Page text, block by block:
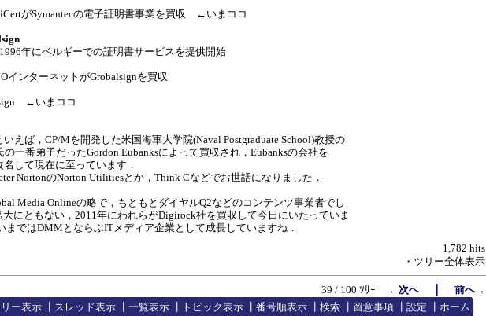
がSymantecの電子証明書事業を買収 ←いまココ
年にベルギーでの証明書サービスを提供開始
インターネットがGrobalsignを買収
←いまココ
えば，CP/Mを開発した米国海軍大学院(Naval Postgraduate School)教授の
一番弟子だったGordon Eubanksによって買収され，Eubanksの会社を
名して現在に至っています．
NortonのNorton Utilitiesとか，Think Cなどでお世話になりました．
Media Onlineの略で，もともとダイヤルQ2などのコンテンツ事業者でし
大にともない，2011年にわれらがDigirock社を買収して今日にいたっていま
まではDMMとならぶITメディア企業として成長していますね．
1,782 hits
・ツリー全体表示
39 / 100 ﾂﾘｰ ←次へ｜ 前へ→
ー表示 スレッド表示 一覧表示 トピック表示 番号順表示 検索 留意事項 設定 ホーム